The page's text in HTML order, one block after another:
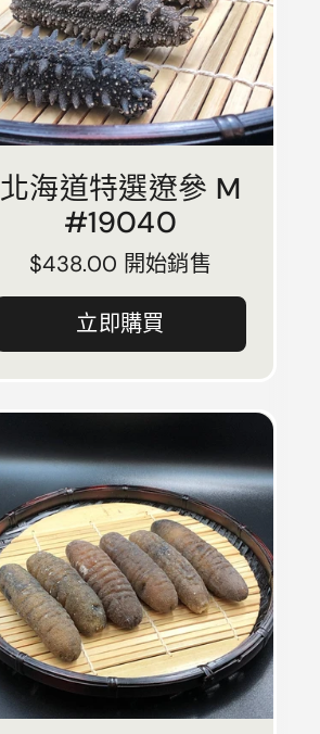
北海道特選遼參 M
#19040
正常價格
$438.00 開始銷售
立即購買